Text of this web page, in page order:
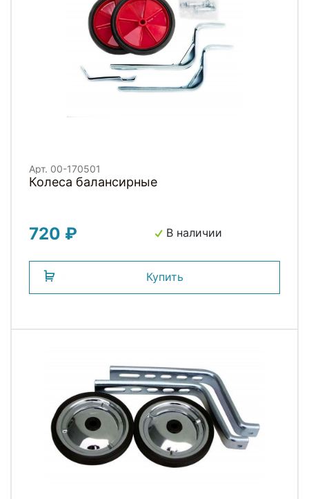
Арт. 00-170501
Колеса балансирные
720 ₽ В наличии
Купить